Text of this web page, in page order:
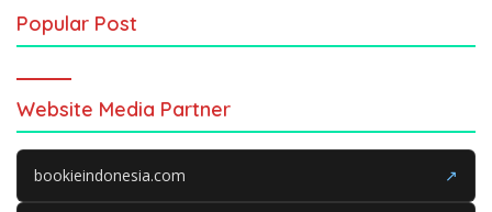
Popular Post
Website Media Partner
bookieindonesia.com ↗